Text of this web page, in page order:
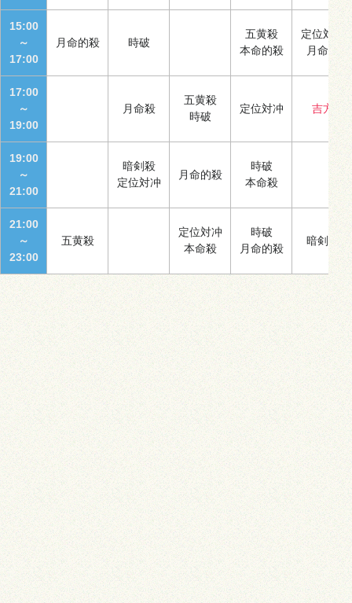
15:00
～
17:00
月命的殺 時破
五黄殺
本命的殺
定位対冲
月命殺
17:00
～
19:00
月命殺
五黄殺
時破
定位対冲 吉方
19:00
～
21:00
暗剣殺
定位対冲
月命的殺
時破
本命殺
21:00
～
23:00
五黄殺
定位対冲
本命殺
時破
月命的殺
暗剣殺